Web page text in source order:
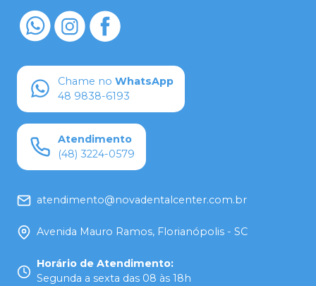
Chame no WhatsApp
48 9838-6193
Atendimento
(48) 3224-0579
atendimento@novadentalcenter.com.br
Avenida Mauro Ramos, Florianópolis - SC
Horário de Atendimento:
Segunda a sexta das 08 às 18h